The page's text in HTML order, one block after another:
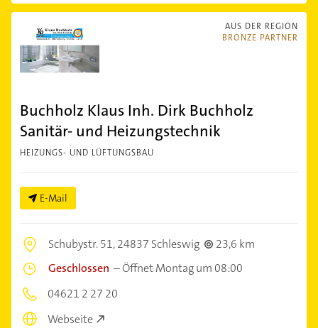
AUS DER REGION
BRONZE PARTNER
Buchholz Klaus Inh. Dirk Buchholz
Sanitär- und Heizungstechnik
HEIZUNGS- UND LÜFTUNGSBAU
E-Mail
Schubystr. 51,24837 Schleswig
23,6 km
Geschlossen –Öffnet Montag um 08:00
04621 2 27 20
Webseite